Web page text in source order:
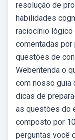
resolução de
habilidades
raciocínio lógico
comentadas por
questões de
Webentenda o
com nosso guia
dicas de
as questões do
composto por
perguntas você